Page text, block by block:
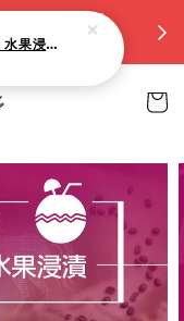
滿10件八折
衣索比亞 谷吉 烏拉嘎 獨角獸 水果浸漬(淺焙)-10入